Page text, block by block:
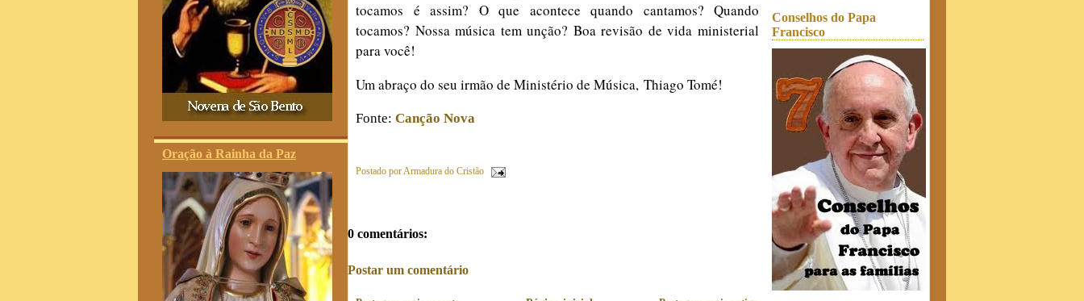
Oração à Rainha da Paz
tocamos é assim? O que acontece quando cantamos? Quando
tocamos? Nossa música tem unção? Boa revisão de vida ministerial
para você!
Um abraço do seu irmão de Ministério de Música, Thiago Tomé!
Fonte: Canção Nova
Postado porArmadura do Cristão
0 comentários:
Postar um comentário
Conselhos do Papa
Francisco